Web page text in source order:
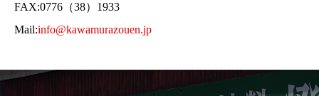
FAX:0776（38）1933
Mail:info@kawamurazouen.jp